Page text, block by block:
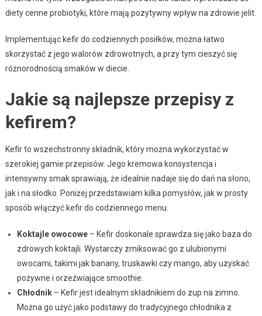
diety cenne probiotyki, które mają pozytywny wpływ na zdrowie jelit.
Implementując kefir do codziennych posiłków, można łatwo
skorzystać z jego walorów zdrowotnych, a przy tym cieszyć się
różnorodnością smaków w diecie.
Jakie są najlepsze przepisy z
kefirem?
Kefir to wszechstronny składnik, który można wykorzystać w
szerokiej gamie przepisów. Jego kremowa konsystencja i
intensywny smak sprawiają, że idealnie nadaje się do dań na słono,
jak i na słodko. Poniżej przedstawiam kilka pomysłów, jak w prosty
sposób włączyć kefir do codziennego menu.
Koktajle owocowe– Kefir doskonale sprawdza się jako baza do
zdrowych koktajli. Wystarczy zmiksować go z ulubionymi
owocami, takimi jak banany, truskawki czy mango, aby uzyskać
pożywne i orzeźwiające smoothie.
Chłodnik– Kefir jest idealnym składnikiem do zup na zimno.
Można go użyć jako podstawy do tradycyjnego chłodnika z